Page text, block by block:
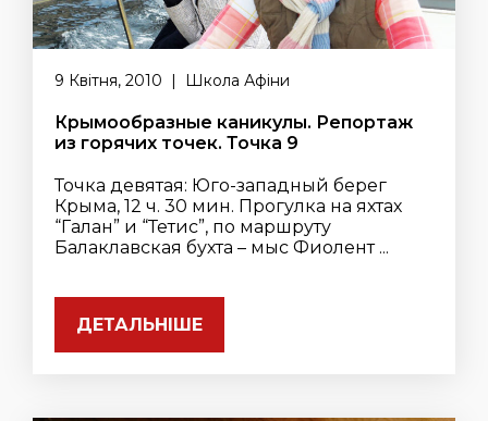
9 Квітня, 2010 | Школа Афіни
Крымообразные каникулы. Репортаж
из горячих точек. Точка 9
Точка девятая: Юго-западный берег
Крыма, 12 ч. 30 мин. Прогулка на яхтах
“Галан” и “Тетис”, по маршруту
Балаклавская бухта – мыс Фиолент ...
ДЕТАЛЬНІШЕ